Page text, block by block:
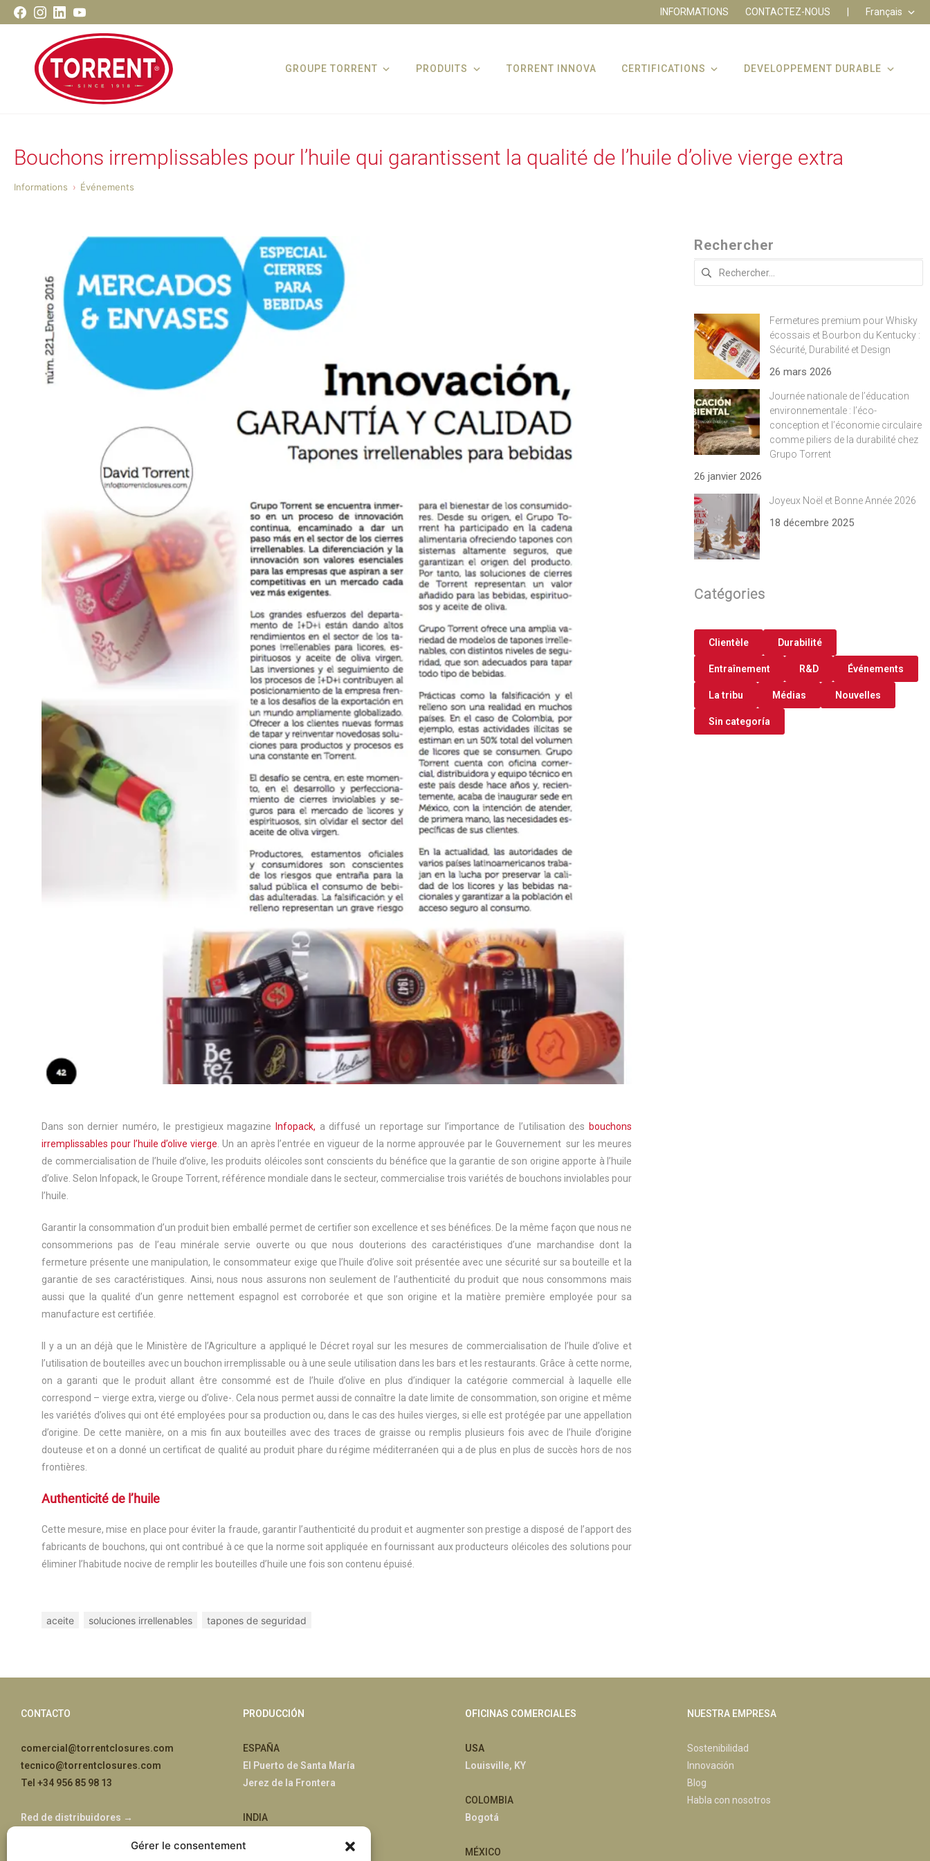
Gérer le consentement
Aller
au
FacebookInstagram
LinkedInYoutube INFORMATIONS CONTACTEZ-NOUS Français
GROUPE TORRENT PRODUITS TORRENT INNOVA CERTIFICATIONS DEVELOPPEMENT DURABLE
Bouchons irremplissables pour l’huile qui garantissent la qualité de l’huile d’olive vierge extra
Informations Événements
Dans son dernier numéro, le prestigieux magazine Infopack, a diffusé un reportage sur l’importance de l’utilisation des bouchons
irremplissables pour l’huile d’olive vierge . Un an après l’entrée en vigueur de la norme approuvée par le Gouvernement sur les meures
de commercialisation de l’huile d’olive, les produits oléicoles sont conscients du bénéfice que la garantie de son origine apporte à l’huile
d’olive. Selon Infopack, le Groupe Torrent, référence mondiale dans le secteur, commercialise trois variétés de bouchons inviolables pour
l’huile.
Garantir la consommation d’un produit bien emballé permet de certifier son excellence et ses bénéfices. De la même façon que nous ne
consommerions pas de l’eau minérale servie ouverte ou que nous douterions des caractéristiques d’une marchandise dont la
fermeture présente une manipulation, le consommateur exige que l’huile d’olive soit présentée avec une sécurité sur sa bouteille et la
garantie de ses caractéristiques. Ainsi, nous nous assurons non seulement de l’authenticité du produit que nous consommons mais
aussi que la qualité d’un genre nettement espagnol est corroborée et que son origine et la matière première employée pour sa
manufacture est certifiée.
Il y a un an déjà que le Ministère de l’Agriculture a appliqué le Décret royal sur les mesures de commercialisation de l’huile d’olive et
l’utilisation de bouteilles avec un bouchon irremplissable ou à une seule utilisation dans les bars et les restaurants. Grâce à cette norme,
on a garanti que le produit allant être consommé est de l’huile d’olive en plus d’indiquer la catégorie commercial à laquelle elle
correspond – vierge extra, vierge ou d’olive-. Cela nous permet aussi de connaître la date limite de consommation, son origine et même
les variétés d’olives qui ont été employées pour sa production ou, dans le cas des huiles vierges, si elle est protégée par une appellation
d’origine. De cette manière, on a mis fin aux bouteilles avec des traces de graisse ou remplis plusieurs fois avec de l’huile d’origine
douteuse et on a donné un certificat de qualité au produit phare du régime méditerranéen qui a de plus en plus de succès hors de nos
frontières.
Authenticité de l’huile
Cette mesure, mise en place pour éviter la fraude, garantir l’authenticité du produit et augmenter son prestige a disposé de l’apport des
fabricants de bouchons, qui ont contribué à ce que la norme soit appliquée en fournissant aux producteurs oléicoles des solutions pour
éliminer l’habitude nocive de remplir les bouteilles d’huile une fois son contenu épuisé.
aceite soluciones irrellenables tapones de seguridad
Rechercher
Rechercher :
Fermetures premium pour Whisky
écossais et Bourbon du Kentucky :
Sécurité, Durabilité et Design
26 mars 2026
Journée nationale de l’éducation
environnementale : l’éco-
conception et l’économie circulaire
comme piliers de la durabilité chez
Grupo Torrent
26 janvier 2026
Joyeux Noël et Bonne Année 2026
18 décembre 2025
Catégories
Clientèle Durabilité
Entraînement R&D Événements
La tribu Médias Nouvelles
Sin categoría
CONTACTO
comercial@torrentclosures.com
tecnico@torrentclosures.com
Tel +34 956 85 98 13
Red de distribuidores →
PRODUCCIÓN
ESPAÑA
El Puerto de Santa María
Jerez de la Frontera
INDIA
OFICINAS COMERCIALES
USA
Louisville, KY
COLOMBIA
Bogotá
MÉXICO
NUESTRA EMPRESA
Sostenibilidad
Innovación
Blog
Habla con nosotros